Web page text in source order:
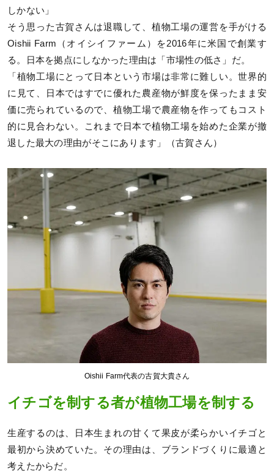
しかない」
そう思った古賀さんは退職して、植物工場の運営を手がける
Oishii Farm（オイシイファーム）を2016年に米国で創業す
る。日本を拠点にしなかった理由は「市場性の低さ」だ。
「植物工場にとって日本という市場は非常に難しい。世界的
に見て、日本ではすでに優れた農産物が鮮度を保ったまま安
価に売られているので、植物工場で農産物を作ってもコスト
的に見合わない。これまで日本で植物工場を始めた企業が撤
退した最大の理由がそこにあります」（古賀さん）
Oishii Farm代表の古賀大貴さん
イチゴを制する者が植物工場を制する
生産するのは、日本生まれの甘くて果皮が柔らかいイチゴと
最初から決めていた。その理由は、ブランドづくりに最適と
考えたからだ。